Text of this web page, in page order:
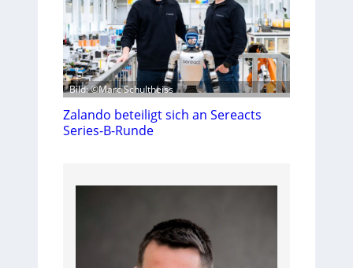
Bild: ©Marc Schultheiss
Zalando beteiligt sich an Sereacts
Series-B-Runde